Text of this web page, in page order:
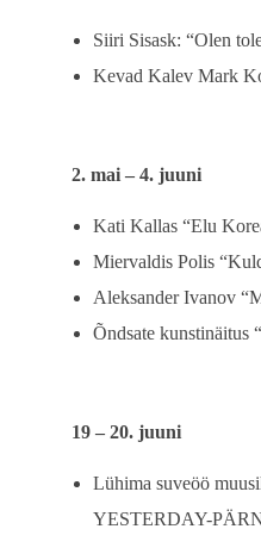
Siiri Sisask: “Olen
Kevad Kalev Mark
2. mai – 4. juuni
Kati Kallas “Elu
Miervaldis Polis
Aleksander Ivanov
Õndsate kunstinäitus
19 – 20. juuni
Lühima suveöö
YESTERDAY-